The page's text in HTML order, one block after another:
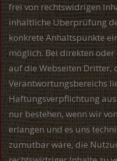
frei von rechtswidrigen
inhaltliche Überprüfung
konkrete Anhaltspunkte
möglich. Bei direkten
auf die Webseiten Dritter,
Verantwortungsbereichs
Haftungsverpflichtung
nur bestehen, wenn wir
erlangen und es uns
zumutbar wäre, die